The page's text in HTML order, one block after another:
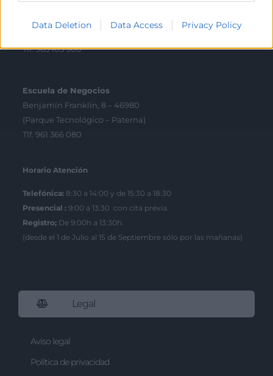
Data Deletion Data Access Privacy Policy
Sede Central
Tlf. 963 103 900
Escuela de Negocios
Benjamín Franklin, 8 – 46980
(Parque Tecnológico – Paterna)
Tlf. 961 366 080
Horario Atención
Telefónica: 8:30 a 14:00 y de 15:30 a 18:30
Presencial : 9:00 a 13:30 con cita previa.
Registro; De 9:00h a 13:30h.
(desde el 1 de Julio al 15 de Septiembre sólo por las mañanas)
Legal
Aviso legal
Política de privacidad